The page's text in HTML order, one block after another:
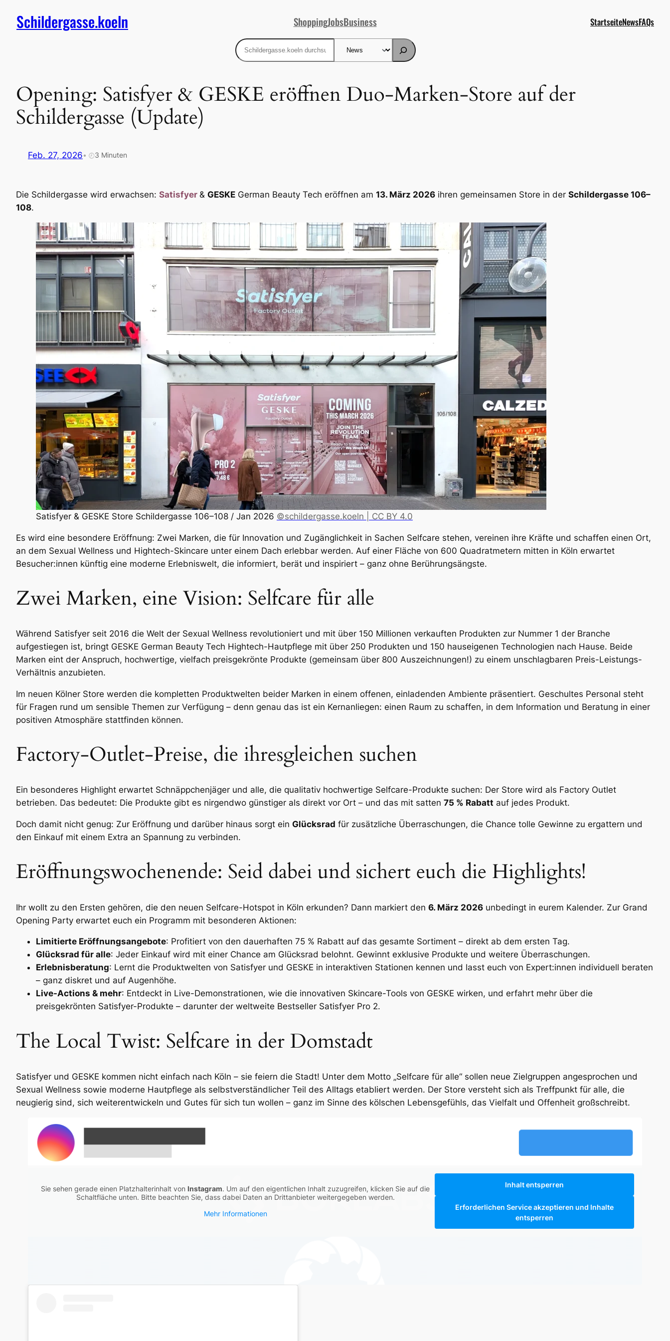
InhaltSchildergasse.koeln ShoppingJobsBusiness StartseiteNewsFAQs
Suchen
Opening: Satisfyer & GESKE eröffnen Duo-Marken-Store auf der
Schildergasse (Update)
Feb. 27, 2026• 🕗3 Minuten
Die Schildergasse wird erwachsen: Satisfyer & GESKE German Beauty Tech eröffnen am 13. März 2026 ihren gemeinsamen Store in der Schildergasse 106–
108.
Satisfyer & GESKE Store Schildergasse 106–108 / Jan 2026 ©schildergasse.koeln | CC BY 4.0
Es wird eine besondere Eröffnung: Zwei Marken, die für Innovation und Zugänglichkeit in Sachen Selfcare stehen, vereinen ihre Kräfte und schaffen einen Ort,
an dem Sexual Wellness und Hightech-Skincare unter einem Dach erlebbar werden. Auf einer Fläche von 600 Quadratmetern mitten in Köln erwartet
Besucher:innen künftig eine moderne Erlebniswelt, die informiert, berät und inspiriert – ganz ohne Berührungsängste.
Zwei Marken, eine Vision: Selfcare für alle
Während Satisfyer seit 2016 die Welt der Sexual Wellness revolutioniert und mit über 150 Millionen verkauften Produkten zur Nummer 1 der Branche
aufgestiegen ist, bringt GESKE German Beauty Tech Hightech-Hautpflege mit über 250 Produkten und 150 hauseigenen Technologien nach Hause. Beide
Marken eint der Anspruch, hochwertige, vielfach preisgekrönte Produkte (gemeinsam über 800 Auszeichnungen!) zu einem unschlagbaren Preis-Leistungs-
Verhältnis anzubieten.
Im neuen Kölner Store werden die kompletten Produktwelten beider Marken in einem offenen, einladenden Ambiente präsentiert. Geschultes Personal steht
für Fragen rund um sensible Themen zur Verfügung – denn genau das ist ein Kernanliegen: einen Raum zu schaffen, in dem Information und Beratung in einer
positiven Atmosphäre stattfinden können.
Factory-Outlet-Preise, die ihresgleichen suchen
Ein besonderes Highlight erwartet Schnäppchenjäger und alle, die qualitativ hochwertige Selfcare-Produkte suchen: Der Store wird als Factory Outlet
betrieben. Das bedeutet: Die Produkte gibt es nirgendwo günstiger als direkt vor Ort – und das mit satten 75 % Rabatt auf jedes Produkt.
Doch damit nicht genug: Zur Eröffnung und darüber hinaus sorgt ein Glücksrad für zusätzliche Überraschungen, die Chance tolle Gewinne zu ergattern und
den Einkauf mit einem Extra an Spannung zu verbinden.
Eröffnungswochenende: Seid dabei und sichert euch die Highlights!
Ihr wollt zu den Ersten gehören, die den neuen Selfcare-Hotspot in Köln erkunden? Dann markiert den 6. März 2026 unbedingt in eurem Kalender. Zur Grand
Opening Party erwartet euch ein Programm mit besonderen Aktionen:
Limitierte Eröffnungsangebote: Profitiert von den dauerhaften 75 % Rabatt auf das gesamte Sortiment – direkt ab dem ersten Tag.
Glücksrad für alle: Jeder Einkauf wird mit einer Chance am Glücksrad belohnt. Gewinnt exklusive Produkte und weitere Überraschungen.
Erlebnisberatung: Lernt die Produktwelten von Satisfyer und GESKE in interaktiven Stationen kennen und lasst euch von Expert:innen individuell beraten
– ganz diskret und auf Augenhöhe.
Live-Actions & mehr: Entdeckt in Live-Demonstrationen, wie die innovativen Skincare-Tools von GESKE wirken, und erfahrt mehr über die
preisgekrönten Satisfyer-Produkte – darunter der weltweite Bestseller Satisfyer Pro 2.
The Local Twist: Selfcare in der Domstadt
Satisfyer und GESKE kommen nicht einfach nach Köln – sie feiern die Stadt! Unter dem Motto „Selfcare für alle“ sollen neue Zielgruppen angesprochen und
Sexual Wellness sowie moderne Hautpflege als selbstverständlicher Teil des Alltags etabliert werden. Der Store versteht sich als Treffpunkt für alle, die
neugierig sind, sich weiterentwickeln und Gutes für sich tun wollen – ganz im Sinne des kölschen Lebensgefühls, das Vielfalt und Offenheit großschreibt.
Sie sehen gerade einen Platzhalterinhalt von Instagram. Um auf den eigentlichen Inhalt zuzugreifen, klicken Sie auf die
Schaltfläche unten. Bitte beachten Sie, dass dabei Daten an Drittanbieter weitergegeben werden.
Mehr Informationen
Inhalt entsperren
Erforderlichen Service akzeptieren und Inhalte
entsperren